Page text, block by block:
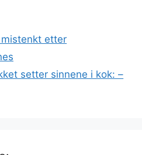
etter
setter sinnene i kok: –